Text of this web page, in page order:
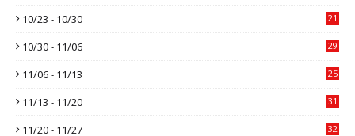
10/23 - 10/30 21
10/30 - 11/06 29
11/06 - 11/13 25
11/13 - 11/20 31
11/20 - 11/27 32